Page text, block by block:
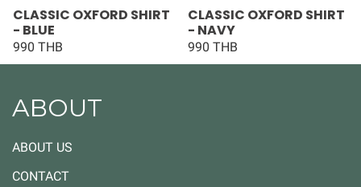
CLASSIC OXFORD SHIRT
- BLUE
990 THB
CLASSIC OXFORD SHIRT
- NAVY
990 THB
ABOUT
ABOUT US
CONTACT